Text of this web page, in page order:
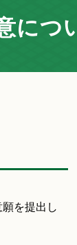
につ
を提出し